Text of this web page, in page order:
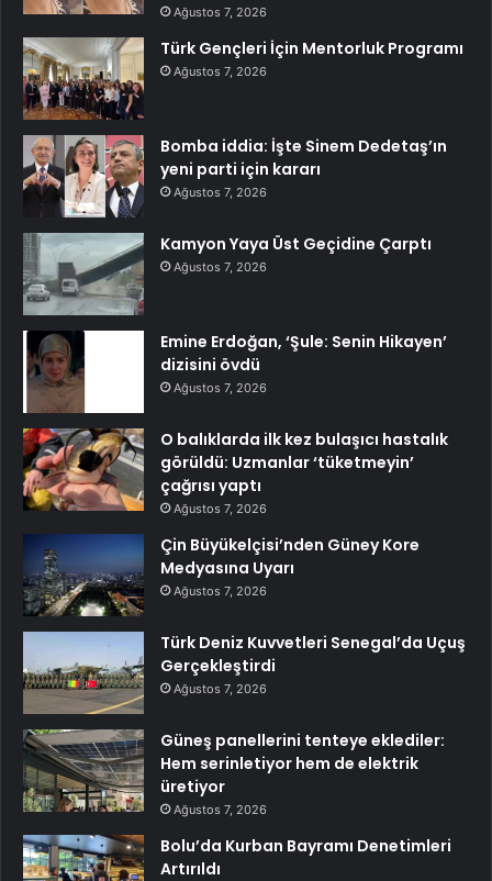
Ağustos 7, 2026
Türk Gençleri İçin Mentorluk Programı
Ağustos 7, 2026
Bomba iddia: İşte Sinem Dedetaş’ın
yeni parti için kararı
Ağustos 7, 2026
Kamyon Yaya Üst Geçidine Çarptı
Ağustos 7, 2026
Emine Erdoğan, ‘Şule: Senin Hikayen’
dizisini övdü
Ağustos 7, 2026
O balıklarda ilk kez bulaşıcı hastalık
görüldü: Uzmanlar ‘tüketmeyin’
çağrısı yaptı
Ağustos 7, 2026
Çin Büyükelçisi’nden Güney Kore
Medyasına Uyarı
Ağustos 7, 2026
Türk Deniz Kuvvetleri Senegal’da Uçuş
Gerçekleştirdi
Ağustos 7, 2026
Güneş panellerini tenteye eklediler:
Hem serinletiyor hem de elektrik
üretiyor
Ağustos 7, 2026
Bolu’da Kurban Bayramı Denetimleri
Artırıldı